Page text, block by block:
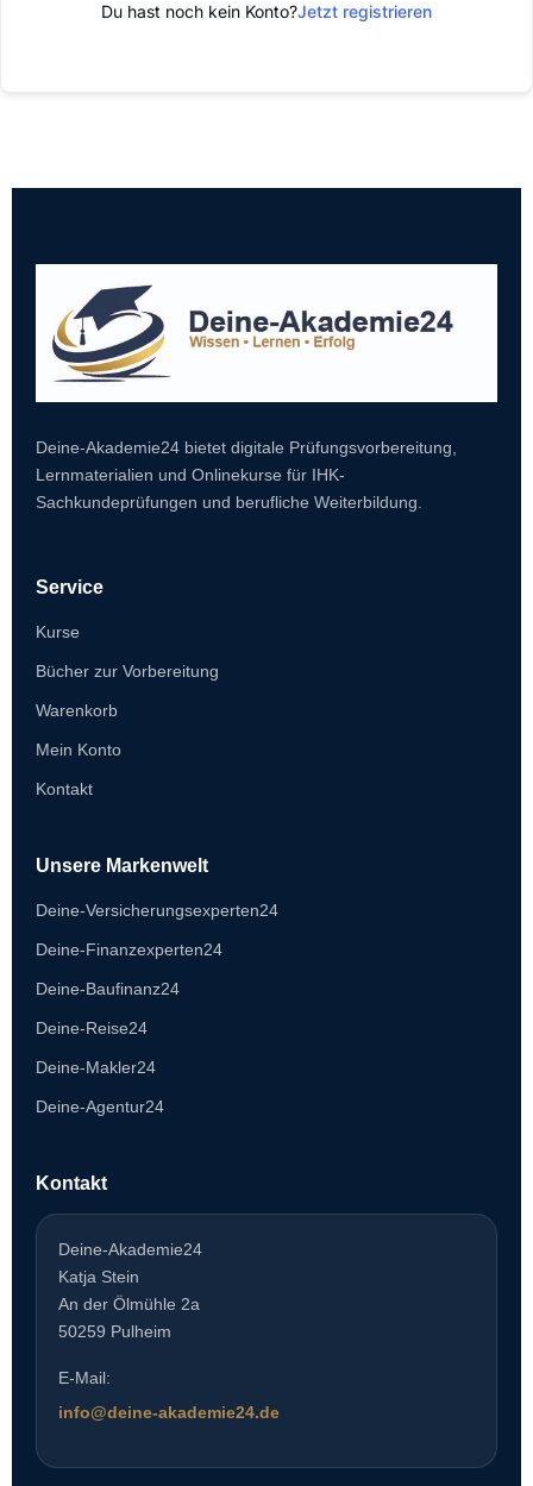
Du hast noch kein Konto?Jetzt registrieren
Deine-Akademie24 bietet digitale Prüfungsvorbereitung,
Lernmaterialien und Onlinekurse für IHK-
Sachkundeprüfungen und berufliche Weiterbildung.
Service
Kurse
Bücher zur Vorbereitung
Warenkorb
Mein Konto
Kontakt
Unsere Markenwelt
Deine-Versicherungsexperten24
Deine-Finanzexperten24
Deine-Baufinanz24
Deine-Reise24
Deine-Makler24
Deine-Agentur24
Kontakt
Deine-Akademie24
Katja Stein
An der Ölmühle 2a
50259 Pulheim
E-Mail:
info@deine-akademie24.de